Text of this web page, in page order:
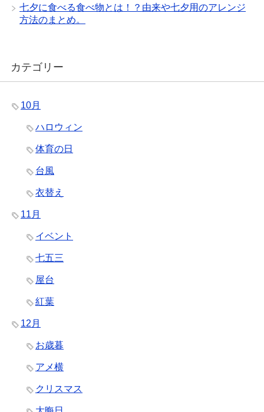
七夕に食べる食べ物とは！？由来や七夕用のアレンジ
方法のまとめ。
カテゴリー
10月
ハロウィン
体育の日
台風
衣替え
11月
イベント
七五三
屋台
紅葉
12月
お歳暮
アメ横
クリスマス